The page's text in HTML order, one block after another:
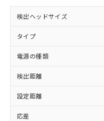
検出ヘッドサイズ
タイプ
電源の種類
検出距離
設定距離
応差